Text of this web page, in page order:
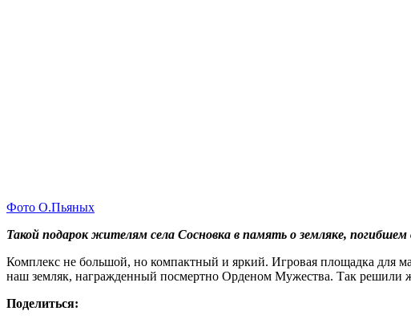
Фото О.Пьяных
Такой подарок жителям села Сосновка в память о земляке,
Комплекс не большой, но компактный и яркий. Игровая площадка для
наш земляк, награжденный посмертно Орденом Мужества. Так
Поделиться: